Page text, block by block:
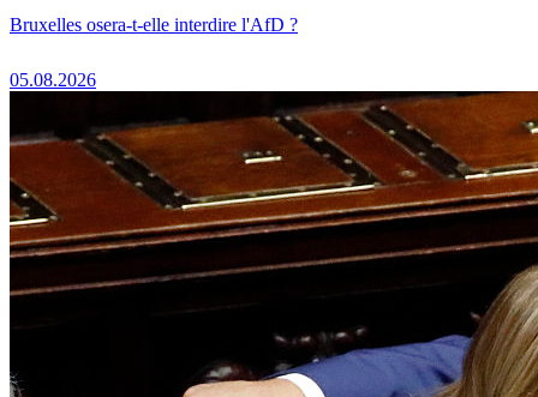
Bruxelles osera-t-elle interdire l'AfD ?
05.08.2026